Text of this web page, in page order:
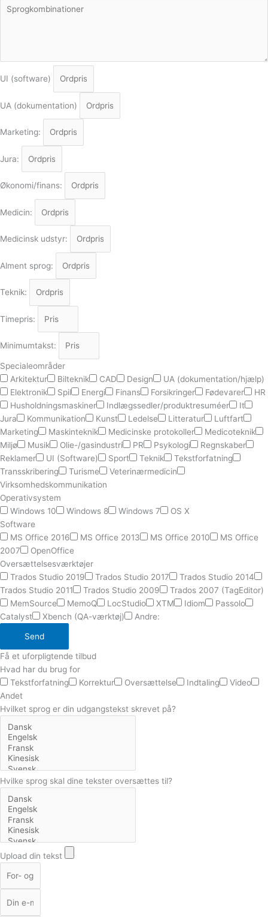
UI (software)
UA (dokumentation)
Marketing:
Jura:
Økonomi/finans:
Medicin:
Medicinsk udstyr:
Alment sprog:
Teknik:
Timepris:
Minimumtakst:
Specialeområder
Arkitektur
Bilteknik CAD Design
UA (dokumentation/hjælp)
Elektronik
Spil Energi Finans Forsikringer Fødevarer
HR
Husholdningsmaskiner
Indlægssedler/produktresuméer
It
Jura
Kommunikation Kunst Ledelse Litteratur
Luftfart
Marketing
Maskinteknik Medicinske protokoller
Medicoteknik
Miljø
Musik Olie-/gasindustri PR Psykologi
Regnskaber
Reklamer
UI (Software) Sport Teknik
Tekstforfatning
Transskribering
Turisme
Veterinærmedicin
Virksomhedskommunikation
Operativsystem
Windows 10
Windows 8 Windows 7
OS X
Software
MS Office 2016
MS Office 2013 MS Office 2010
MS Office
2007
OpenOffice
Oversættelsesværktøjer
Trados Studio 2019
Trados Studio 2017
Trados Studio 2014
Trados Studio 2011
Trados Studio 2009
Trados 2007 (TagEditor)
MemSource
MemoQ LocStudio XTM Idiom
Passolo
Catalyst
Xbench (QA-værktøj) Andre:
Send
Få et uforpligtende tilbud
Hvad har du brug for
Tekstforfatning
Korrektur Oversættelse Indtaling
Video
Andet
Hvilket sprog er din udgangstekst skrevet på?
Hvilke sprog skal dine tekster oversættes til?
Upload din tekst